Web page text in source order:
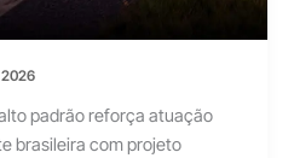
padrão reforça atuação
brasileira com projeto